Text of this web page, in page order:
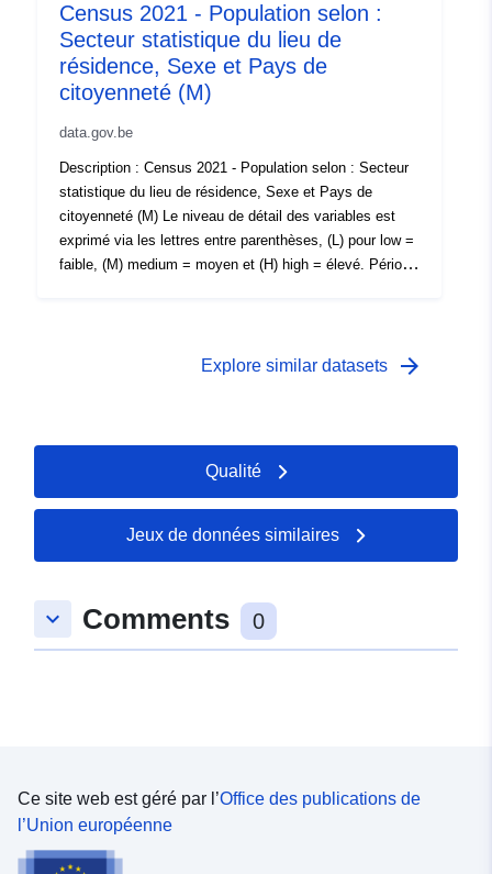
Census 2021 - Population selon :
Secteur statistique du lieu de
résidence, Sexe et Pays de
citoyenneté (M)
data.gov.be
Description : Census 2021 - Population selon : Secteur
statistique du lieu de résidence, Sexe et Pays de
citoyenneté (M) Le niveau de détail des variables est
exprimé via les lettres entre parenthèses, (L) pour low =
faible, (M) medium = moyen et (H) high = élevé. Période
données et de publications à ce sujet sur Census 2021
Explore similar datasets arrow_forward
Qualité
Jeux de données similaires
keyboard_arrow_down Comments 0
Ce site web est géré par l’Office des publications de
l’Union européenne